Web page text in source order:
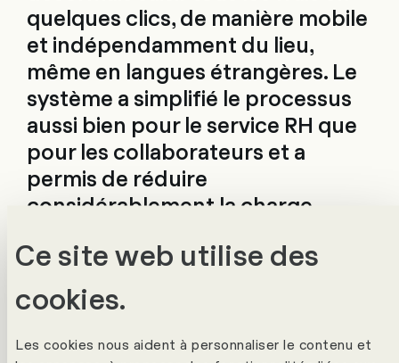
Ce site web utilise des
cookies.
Les cookies nous aident à personnaliser le contenu et
quelques clics, de manière mobile
et indépendamment du lieu,
même en langues étrangères. Le
système a simplifié le processus
aussi bien pour le service RH que
pour les collaborateurs et a
permis de réduire
considérablement la charge
ONG / Fondation / Association